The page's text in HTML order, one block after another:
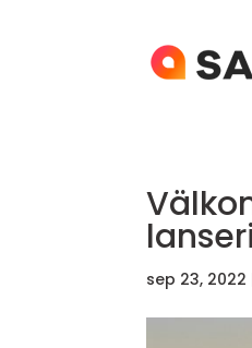
sep 23, 2022